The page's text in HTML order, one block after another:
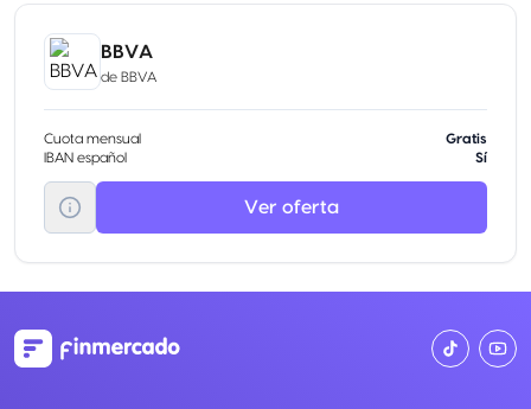
BBVA
de BBVA
Cuota mensual
Gratis
IBAN español
Sí
Ver oferta